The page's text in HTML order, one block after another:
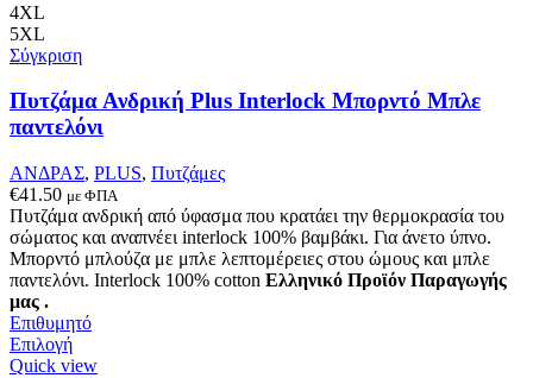
επιλογές
να
επιλεγούν
στη
του
προϊόντος
4XL
5XL
Σύγκριση
Πυτζάμα Ανδρική Plus Interlock Μπορντό Μπλε
παντελόνι
ΑΝΔΡΑΣ, PLUS, Πυτζάμες
€41.50 με ΦΠΑ
Πυτζάμα ανδρική από ύφασμα που κρατάει την θερμοκρασία του
σώματος και αναπνέει interlock 100% βαμβάκι. Για άνετο ύπνο.
Μπορντό μπλούζα με μπλε λεπτομέρειες στου ώμους και μπλε
παντελόνι. Interlock 100% cotton Ελληνικό Προϊόν Παραγωγής
μας .
Επιθυμητό
ΕπιλογήΑυτό
το
Quick view